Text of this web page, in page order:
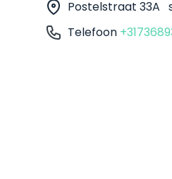
Postelstraat 33A
Telefoon